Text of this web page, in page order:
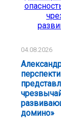
04.08.2026
домино»